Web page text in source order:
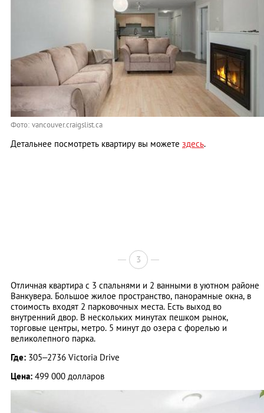
Фото: vancouver.craigslist.ca
Детальнее посмотреть квартиру вы можете здесь.
3
Отличная квартира с 3 спальнями и 2 ванными в уютном районе
Ванкувера. Большое жилое пространство, панорамные окна, в
стоимость входят 2 парковочных места. Есть выход во
внутренний двор. В нескольких минутах пешком рынок,
торговые центры, метро. 5 минут до озера с форелью и
великолепного парка.
Где: 305–2736 Victoria Drive
Цена: 499 000 долларов